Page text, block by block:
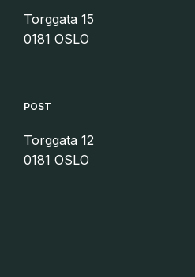
Torggata 15
0181 OSLO
POST
Torggata 12
0181 OSLO